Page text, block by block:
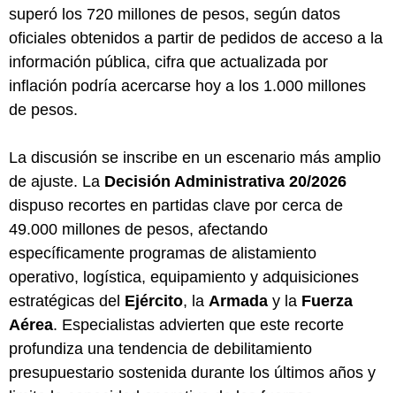
superó los 720 millones de pesos, según datos
oficiales obtenidos a partir de pedidos de acceso a la
información pública, cifra que actualizada por
inflación podría acercarse hoy a los 1.000 millones
de pesos.
La discusión se inscribe en un escenario más amplio
de ajuste. La Decisión Administrativa 20/2026
dispuso recortes en partidas clave por cerca de
49.000 millones de pesos, afectando
específicamente programas de alistamiento
operativo, logística, equipamiento y adquisiciones
estratégicas del Ejército, la Armada y la Fuerza
Aérea. Especialistas advierten que este recorte
profundiza una tendencia de debilitamiento
presupuestario sostenida durante los últimos años y